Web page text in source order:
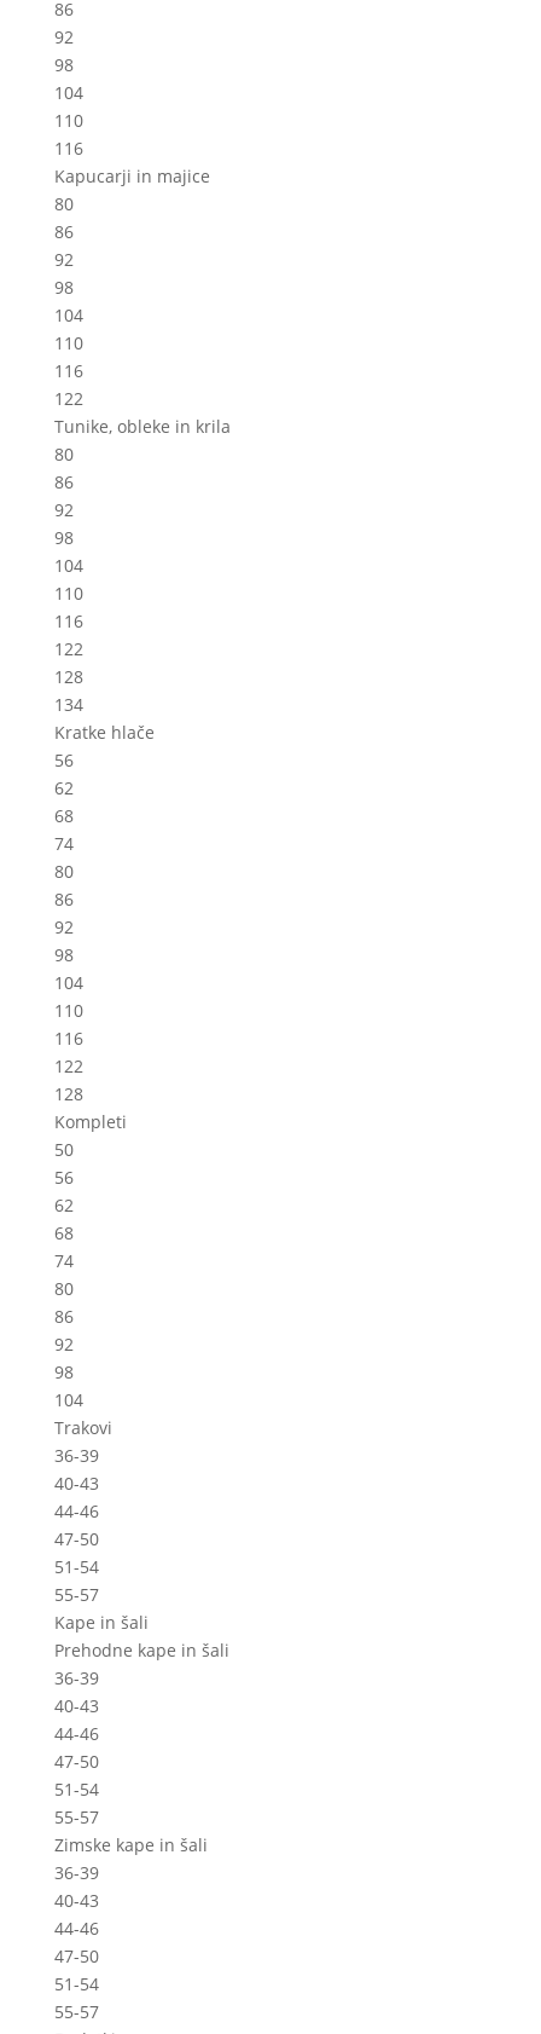
86
92
98
104
110
116
Kapucarji in majice
80
86
92
98
104
110
116
122
Tunike, obleke in krila
80
86
92
98
104
110
116
122
128
134
Kratke hlače
56
62
68
74
80
86
92
98
104
110
116
122
128
Kompleti
50
56
62
68
74
80
86
92
98
104
Trakovi
36-39
40-43
44-46
47-50
51-54
55-57
Kape in šali
Prehodne kape in šali
36-39
40-43
44-46
47-50
51-54
55-57
Zimske kape in šali
36-39
40-43
44-46
47-50
51-54
55-57